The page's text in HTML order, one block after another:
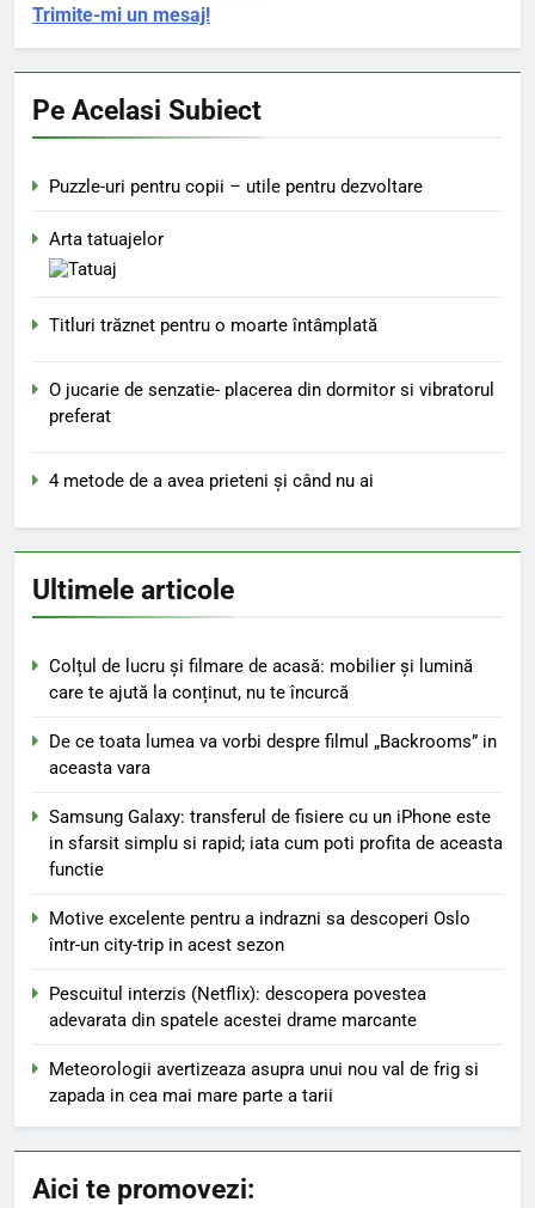
Trimite-mi un mesaj!
Pe Acelasi Subiect
Puzzle-uri pentru copii – utile pentru dezvoltare
Arta tatuajelor
Titluri trăznet pentru o moarte întâmplată
O jucarie de senzatie- placerea din dormitor si vibratorul
preferat
4 metode de a avea prieteni și când nu ai
Ultimele articole
Colțul de lucru și filmare de acasă: mobilier și lumină
care te ajută la conținut, nu te încurcă
De ce toata lumea va vorbi despre filmul „Backrooms” in
aceasta vara
Samsung Galaxy: transferul de fisiere cu un iPhone este
in sfarsit simplu si rapid; iata cum poti profita de aceasta
functie
Motive excelente pentru a indrazni sa descoperi Oslo
într-un city-trip in acest sezon
Pescuitul interzis (Netflix): descopera povestea
adevarata din spatele acestei drame marcante
Meteorologii avertizeaza asupra unui nou val de frig si
zapada in cea mai mare parte a tarii
Aici te promovezi: